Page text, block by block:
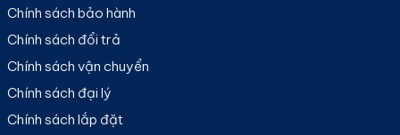
Chính sách bảo hành
Chính sách đổi trả
Chính sách vận chuyển
Chính sách đại lý
Chính sách lắp đặt